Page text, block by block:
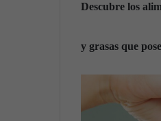
d
m
i
Descubre los
y grasas que